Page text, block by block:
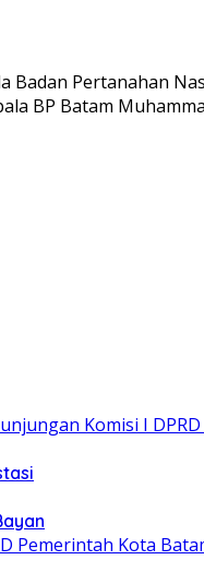
Pertanahan
BP Batam